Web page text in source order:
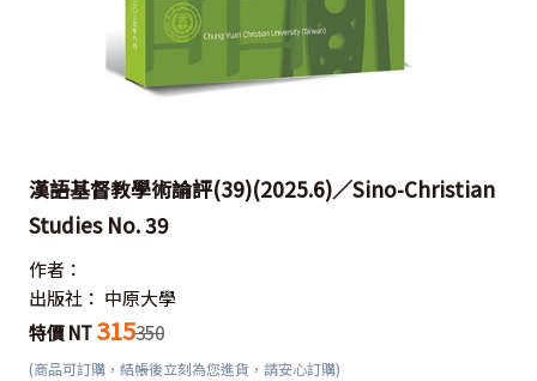
漢語基督教學術論評(39)(2025.6)／Sino-Christian
Studies No. 39
作者：
出版社： 中原大學
特價 NT 315350
(商品可訂購，結帳後立刻為您進貨，請安心訂購)